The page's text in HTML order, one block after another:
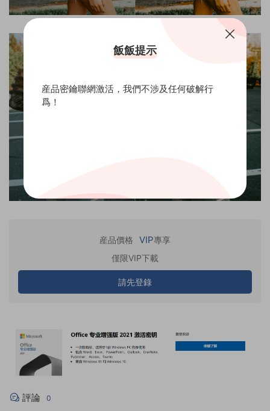
産品價格 VIP專享
僅限VIP下載
請先登錄
評論 0
飯飯提示
産品密鑰聯網激活，我們不涉及任何破解行
爲！